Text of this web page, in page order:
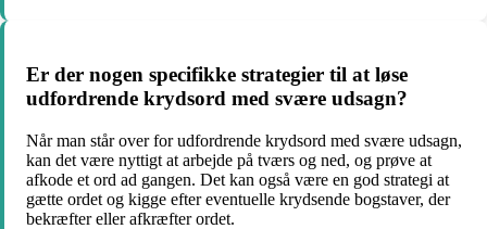
Er der nogen specifikke strategier til at løse
udfordrende krydsord med svære udsagn?
Når man står over for udfordrende krydsord med svære udsagn,
kan det være nyttigt at arbejde på tværs og ned, og prøve at
afkode et ord ad gangen. Det kan også være en god strategi at
gætte ordet og kigge efter eventuelle krydsende bogstaver, der
bekræfter eller afkræfter ordet.